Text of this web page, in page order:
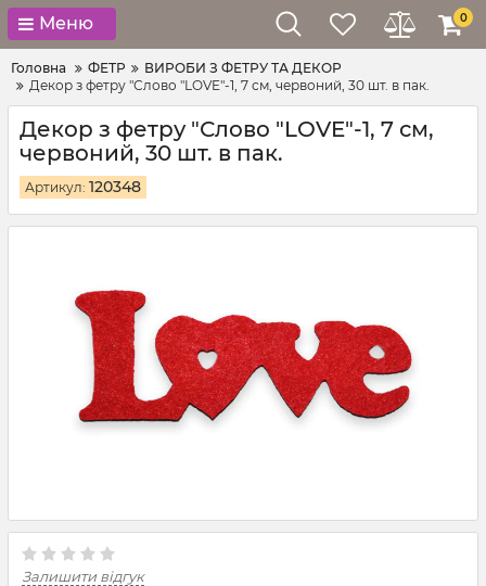
Меню 0
Головна ФЕТР
ВИРОБИ З ФЕТРУ ТА ДЕКОР
Декор з фетру "Слово "LOVE"-1, 7 см, червоний, 30 шт. в пак.
Декор з фетру "Слово "LOVE"-1, 7 см,
червоний, 30 шт. в пак.
Артикул: 120348
Залишити відгук